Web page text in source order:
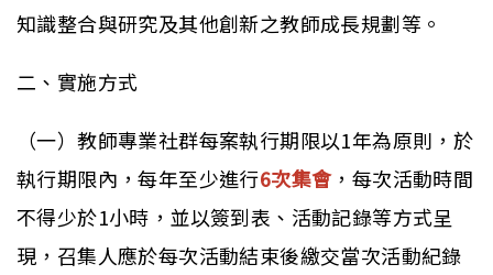
知識整合與研究及其他創新之教師成長規劃等。
二、實施方式
（一）教師專業社群每案執行期限以1年為原則，於
執行期限內，每年至少進行6次集會，每次活動時間
不得少於1小時，並以簽到表、活動記錄等方式呈
現，召集人應於每次活動結束後繳交當次活動紀錄